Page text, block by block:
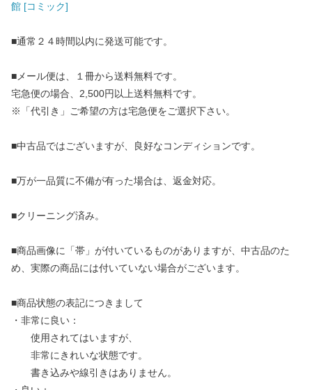
館 [コミック]
■通常２４時間以内に発送可能です。
■メール便は、１冊から送料無料です。
宅急便の場合、2,500円以上送料無料です。
※「代引き」ご希望の方は宅急便をご選択下さい。
■中古品ではございますが、良好なコンディションです。
■万が一品質に不備が有った場合は、返金対応。
■クリーニング済み。
■商品画像に「帯」が付いているものがありますが、中古品のた
め、実際の商品には付いていない場合がございます。
■商品状態の表記につきまして
・非常に良い：
使用されてはいますが、
非常にきれいな状態です。
書き込みや線引きはありません。